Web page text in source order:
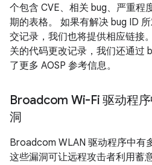
个包含 CVE、相关 bug、严重程
期的表格。 如果有解决 bug ID
交记录，我们也将提供相应链接
关的代码更改记录，我们还通过
了更多 AOSP 参考信息。
Broadcom Wi-Fi 驱动程
洞
Broadcom WLAN 驱动程序中有
这些漏洞可让远程攻击者利用蓄